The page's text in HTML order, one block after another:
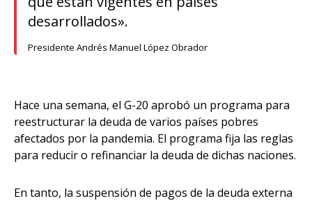
desarrollados».
Presidente Andrés Manuel López Obrador
Hace una semana, el G-20 aprobó un programa para
reestructurar la deuda de varios países pobres
afectados por la pandemia. El programa fija las reglas
para reducir o refinanciar la deuda de dichas naciones.
En tanto, la suspensión de pagos de la deuda externa